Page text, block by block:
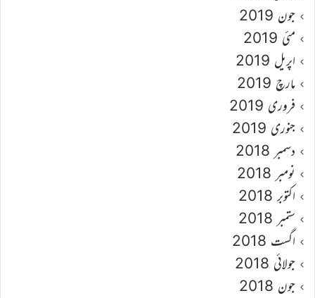
جون 2019
مئی 2019
اپریل 2019
مارچ 2019
فروری 2019
جنوری 2019
دسمبر 2018
نومبر 2018
اکتوبر 2018
ستمبر 2018
اگست 2018
جولائی 2018
جون 2018